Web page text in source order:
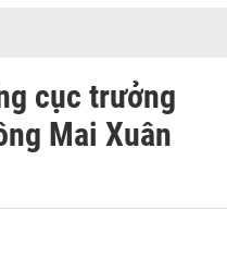
cục trưởng
Mai Xuân